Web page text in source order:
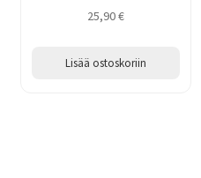
25,90€
Lisää ostoskoriin